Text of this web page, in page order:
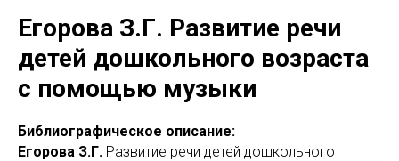
Егорова З.Г. Развитие речи
детей дошкольного возраста
с помощью музыки
Библиографическое описание:
Егорова З.Г. Развитие речи детей дошкольного